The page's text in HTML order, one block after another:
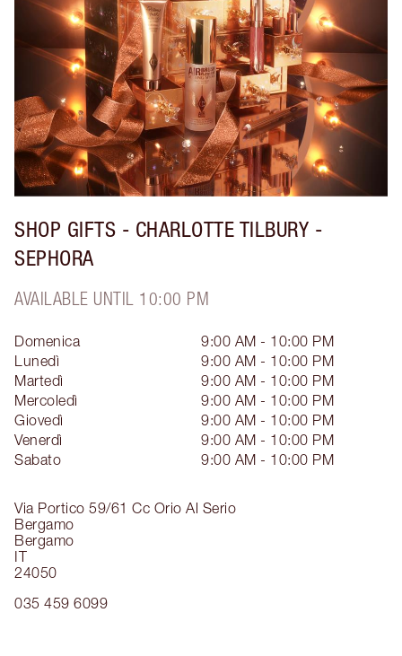
SHOP GIFTS - CHARLOTTE TILBURY -
SEPHORA
AVAILABLE UNTIL 10:00 PM
Via Portico 59/61 Cc Orio Al Serio
Bergamo
Bergamo
IT
24050
035 459 6099
Domenica
9:00 AM - 10:00 PM
Lunedì
9:00 AM - 10:00 PM
Martedì
9:00 AM - 10:00 PM
Mercoledì
9:00 AM - 10:00 PM
Giovedì
9:00 AM - 10:00 PM
Venerdì
9:00 AM - 10:00 PM
Sabato
9:00 AM - 10:00 PM